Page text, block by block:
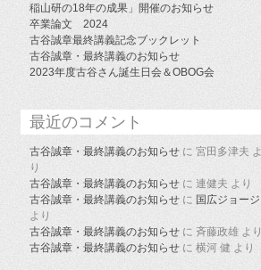
稲山研の18年の成果」開催のお知らせ
卒業論文 2024
古谷誠章最終講義記念ブックレット
古谷誠章・最終講義のお知らせ
2023年度古谷さん誕生日会＆OBOG会
最近のコメント
古谷誠章・最終講義のお知らせ に宮田多津夫 よ
り
古谷誠章・最終講義のお知らせ に連健夫 より
古谷誠章・最終講義のお知らせ に 国広ジョージ
より
古谷誠章・最終講義のお知らせ に 斉藤政雄 より
古谷誠章・最終講義のお知らせ に横河 健 より